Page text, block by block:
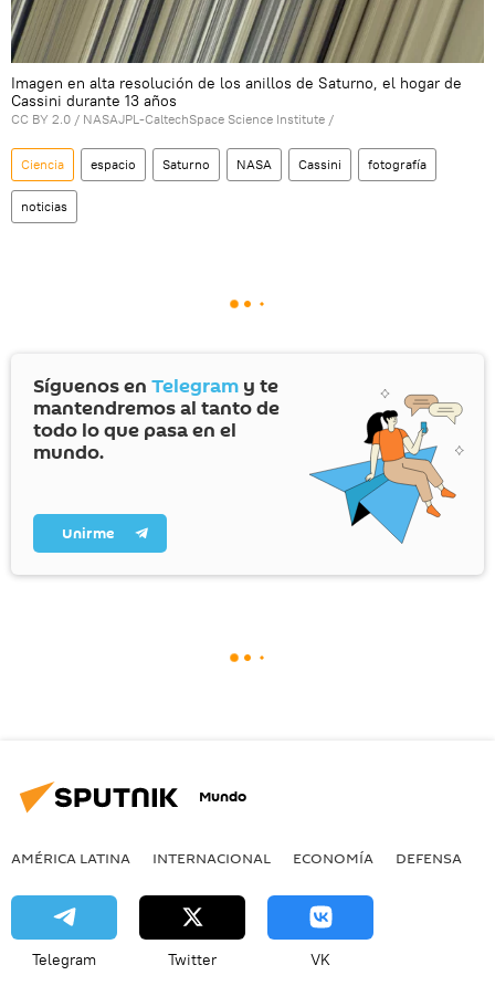
Imagen en alta resolución de los anillos de Saturno, el hogar de
Cassini durante 13 años
CC BY 2.0 / NASAJPL-CaltechSpace Science Institute /
Ciencia espacio Saturno NASA Cassini fotografía
noticias
Síguenos en Telegram y te
mantendremos al tanto de
todo lo que pasa en el
mundo.
Unirme
Mundo
AMÉRICA LATINA INTERNACIONAL ECONOMÍA DEFENSA
Telegram Twitter VK